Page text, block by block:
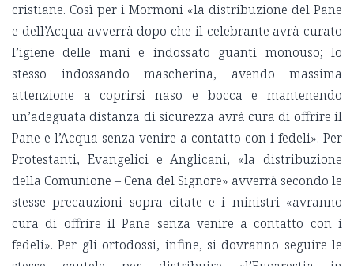
cristiane. Così per i Mormoni «la distribuzione del Pane
e dell’Acqua avverrà dopo che il celebrante avrà curato
l’igiene delle mani e indossato guanti monouso; lo
stesso indossando mascherina, avendo massima
attenzione a coprirsi naso e bocca e mantenendo
un’adeguata distanza di sicurezza avrà cura di offrire il
Pane e l’Acqua senza venire a contatto con i fedeli». Per
Protestanti, Evangelici e Anglicani, «la distribuzione
della Comunione – Cena del Signore» avverrà secondo le
stesse precauzioni sopra citate e i ministri «avranno
cura di offrire il Pane senza venire a contatto con i
fedeli». Per gli ortodossi, infine, si dovranno seguire le